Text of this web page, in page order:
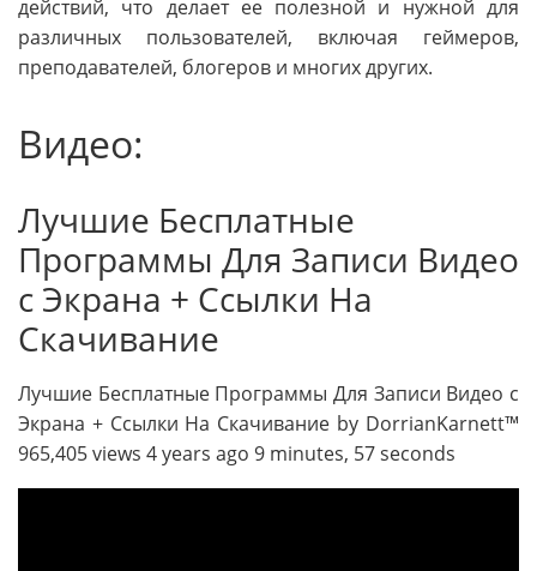
действий, что делает ее полезной и нужной для
различных пользователей, включая геймеров,
преподавателей, блогеров и многих других.
Видео:
Лучшие Бесплатные
Программы Для Записи Видео
с Экрана + Ссылки На
Скачивание
Лучшие Бесплатные Программы Для Записи Видео с
Экрана + Ссылки На Скачивание by DorrianKarnett™
965,405 views 4 years ago 9 minutes, 57 seconds